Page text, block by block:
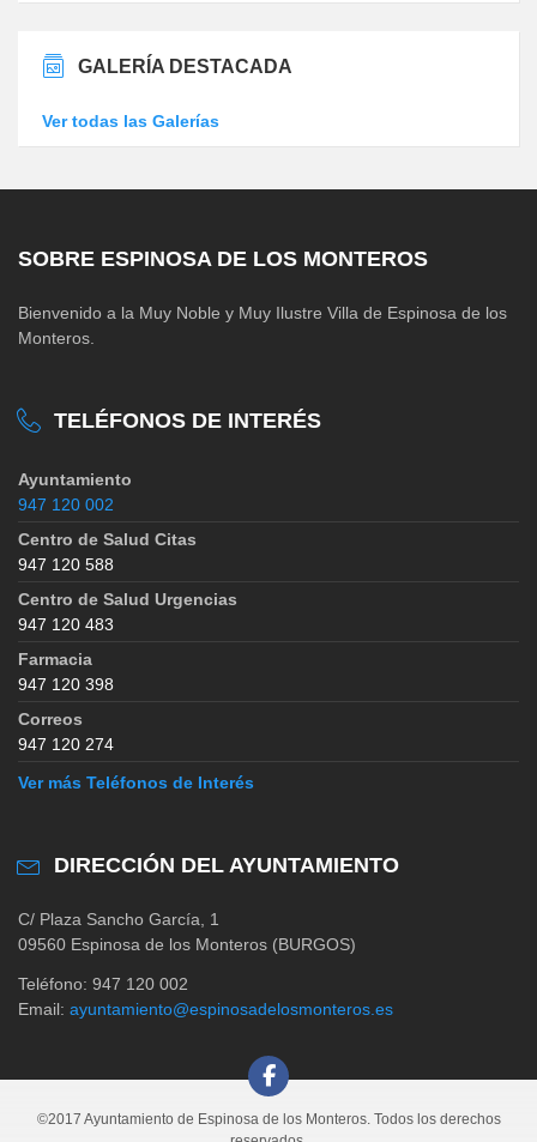
GALERÍA DESTACADA
Ver todas las Galerías
SOBRE ESPINOSA DE LOS MONTEROS
Bienvenido a la Muy Noble y Muy Ilustre Villa de Espinosa de los
Monteros.
TELÉFONOS DE INTERÉS
Ayuntamiento
947 120 002
Centro de Salud Citas
947 120 588
Centro de Salud Urgencias
947 120 483
Farmacia
947 120 398
Correos
947 120 274
Ver más Teléfonos de Interés
DIRECCIÓN DEL AYUNTAMIENTO
C/ Plaza Sancho García, 1
09560 Espinosa de los Monteros (BURGOS)
Teléfono: 947 120 002
Email: ayuntamiento@espinosadelosmonteros.es
©2017 Ayuntamiento de Espinosa de los Monteros. Todos los derechos